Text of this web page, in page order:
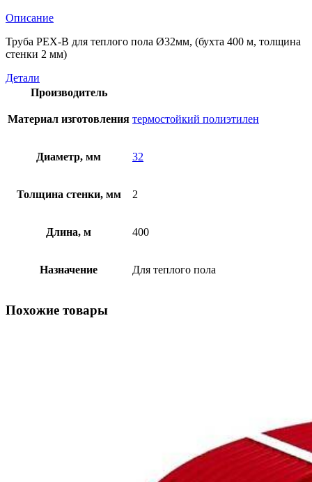
Описание
Труба PEX-B для теплого пола Ø32мм, (бухта 400 м, толщина
стенки 2 мм)
Детали
Производитель
Материал изготовления термостойкий полиэтилен
Диаметр, мм 32
Толщина стенки, мм 2
Длина, м 400
Назначение Для теплого пола
Похожие товары